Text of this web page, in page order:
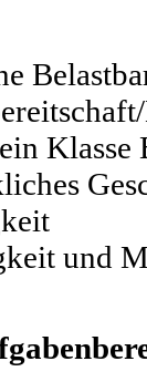
Klasse
und